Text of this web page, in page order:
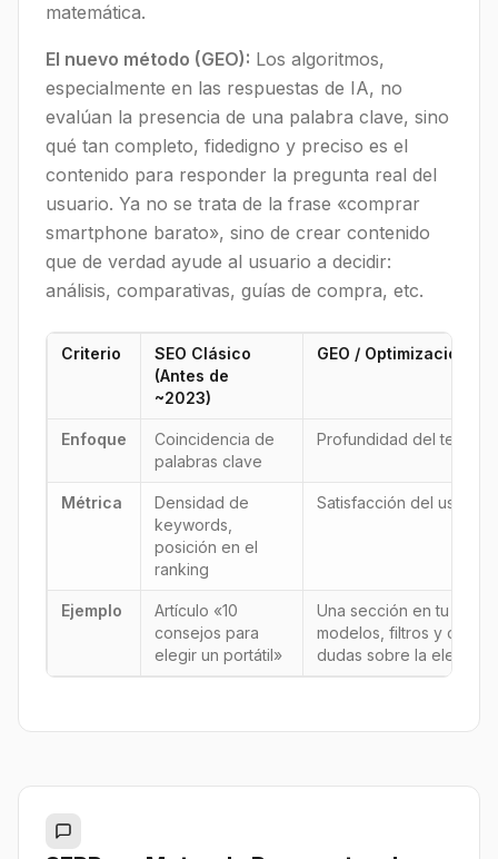
matemática.
El nuevo método (GEO): Los algoritmos,
especialmente en las respuestas de IA, no
evalúan la presencia de una palabra clave, sino
qué tan completo, fidedigno y preciso es el
contenido para responder la pregunta real del
usuario. Ya no se trata de la frase «comprar
smartphone barato», sino de crear contenido
que de verdad ayude al usuario a decidir:
análisis, comparativas, guías de compra, etc.
Criterio
SEO Clásico
(Antes de
~2023)
GEO / Optimización
Enfoque
Coincidencia de
palabras clave
Profundidad del tema,
Métrica
Densidad de
keywords,
posición en el
ranking
Satisfacción del
Ejemplo
Artículo «10
consejos para
elegir un portátil»
Una sección en tu web
modelos, filtros y
dudas sobre la elección.